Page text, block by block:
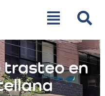
trasteo en